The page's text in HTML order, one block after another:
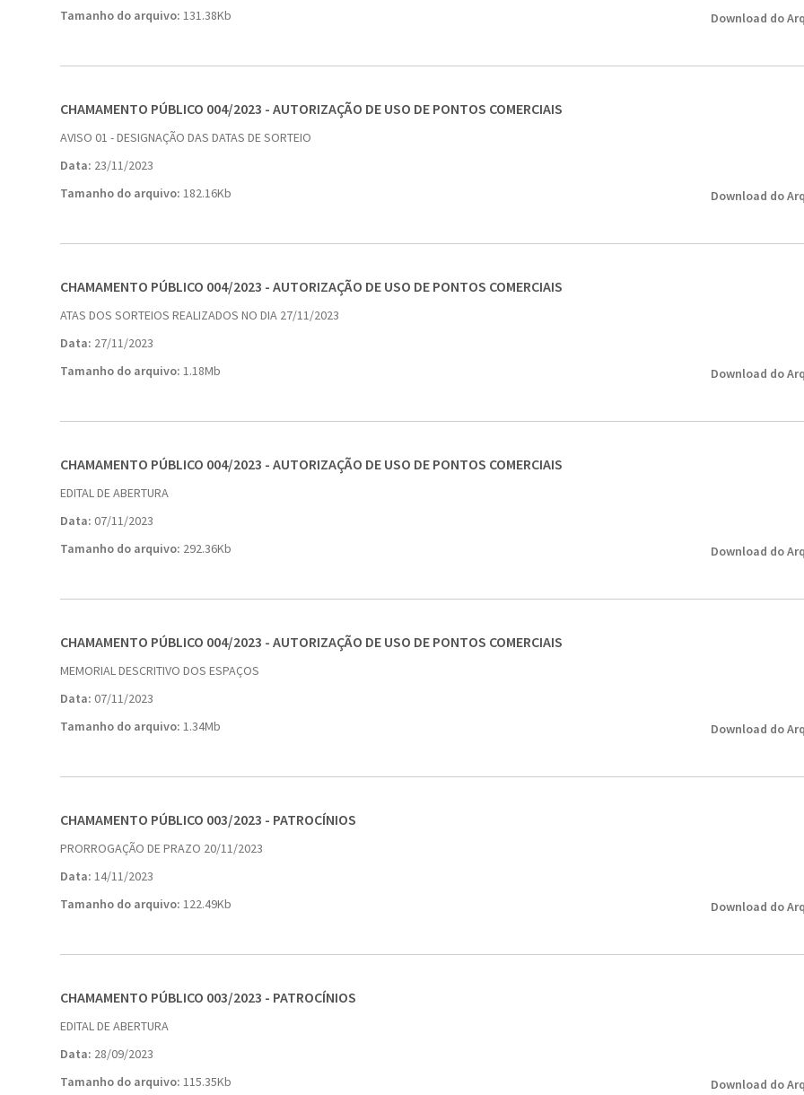
Tamanho do arquivo: 131.38Kb Download do
CHAMAMENTO PÚBLICO 004/2023 - AUTORIZAÇÃO DE USO DE PONTOS COMERCIAIS
AVISO 01 - DESIGNAÇÃO DAS DATAS DE SORTEIO
Data: 23/11/2023
Tamanho do arquivo: 182.16Kb Download do
CHAMAMENTO PÚBLICO 004/2023 - AUTORIZAÇÃO DE USO DE PONTOS COMERCIAIS
ATAS DOS SORTEIOS REALIZADOS NO DIA 27/11/2023
Data: 27/11/2023
Tamanho do arquivo: 1.18Mb Download do
CHAMAMENTO PÚBLICO 004/2023 - AUTORIZAÇÃO DE USO DE PONTOS COMERCIAIS
EDITAL DE ABERTURA
Data: 07/11/2023
Tamanho do arquivo: 292.36Kb Download do
CHAMAMENTO PÚBLICO 004/2023 - AUTORIZAÇÃO DE USO DE PONTOS COMERCIAIS
MEMORIAL DESCRITIVO DOS ESPAÇOS
Data: 07/11/2023
Tamanho do arquivo: 1.34Mb Download do
CHAMAMENTO PÚBLICO 003/2023 - PATROCÍNIOS
PRORROGAÇÃO DE PRAZO 20/11/2023
Data: 14/11/2023
Tamanho do arquivo: 122.49Kb Download do
CHAMAMENTO PÚBLICO 003/2023 - PATROCÍNIOS
EDITAL DE ABERTURA
Data: 28/09/2023
Tamanho do arquivo: 115.35Kb Download do